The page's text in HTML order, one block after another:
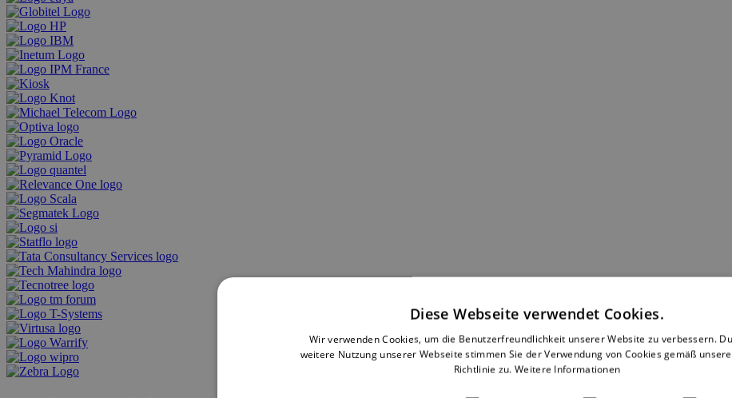
Diese Webseite verwendet Cookies.
Wir verwenden Cookies, um die Benutzerfreundlichkeit unserer Website zu verbessern.
weitere Nutzung unserer Webseite stimmen Sie der Verwendung von Cookies gemäß
Richtlinie zu. Weitere Informationen